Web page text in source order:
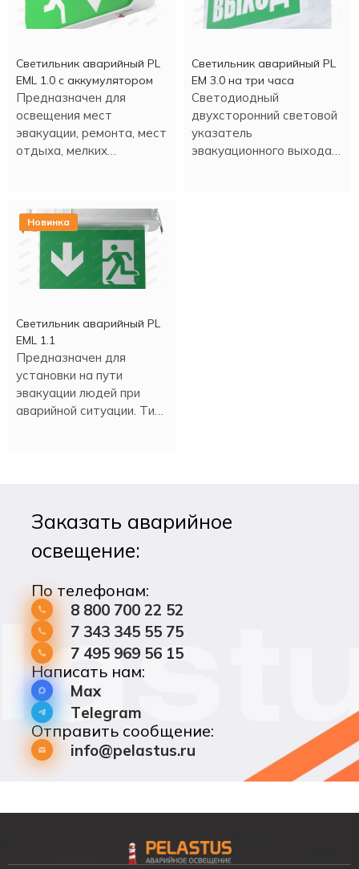
Светильник аварийный PL
EML 1.0 с аккумулятором
Предназначен для
освещения мест
эвакуации, ремонта, мест
отдыха, мелких
Светильник аварийный PL
EM 3.0 на три часа
Светодиодный
двухсторонний световой
указатель
эвакуационного выхода
Новинка
Светильник аварийный PL
EML 1.1
Предназначен для
установки на пути
эвакуации людей при
аварийной ситуации. Тип
Заказать аварийное
освещение:
По телефонам:
8 800 700 22 52
7 343 345 55 75
7 495 969 56 15
Написать нам:
Max
Telegram
Отправить сообщение:
info@pelastus.ru